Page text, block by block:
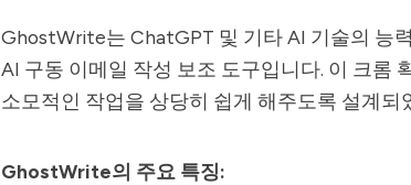
GhostWrite는 ChatGPT 및 기타 AI 기술의 능
AI 구동 이메일 작성 보조 도구입니다. 이 크롬
소모적인 작업을 상당히 쉽게 해주도록 설계되
GhostWrite의 주요 특징: